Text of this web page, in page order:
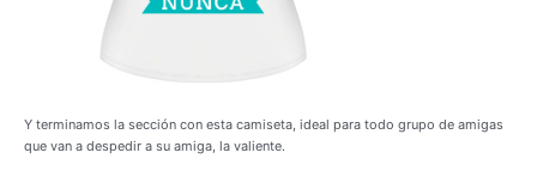
Y terminamos la sección con esta camiseta, ideal para todo grupo de amigas
que van a despedir a su amiga, la valiente.